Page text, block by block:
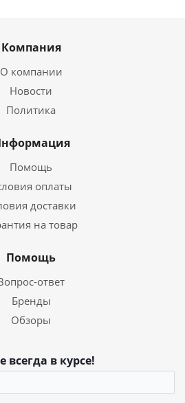
Компания
О компании
Новости
Политика
Помощь
оплаты
доставки
на товар
Помощь
ответ
Бренды
Обзоры
всегда в курсе!